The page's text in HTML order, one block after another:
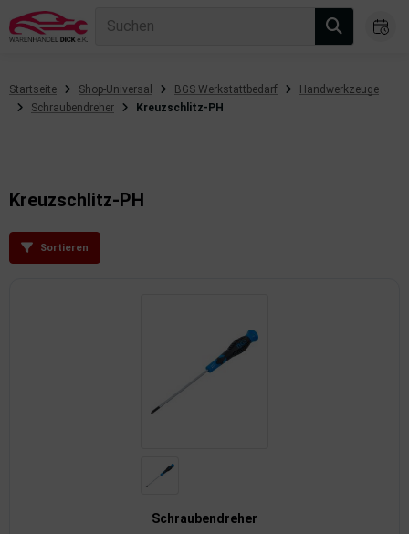
Suchen
Startseite Shop-Universal BGS Werkstattbedarf
Handwerkzeuge
Schraubendreher
Kreuzschlitz-PH
Kreuzschlitz-PH
Sortieren
Schraubendreher